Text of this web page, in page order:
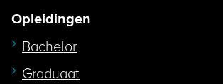
Opleidingen
Bachelor
Graduaat